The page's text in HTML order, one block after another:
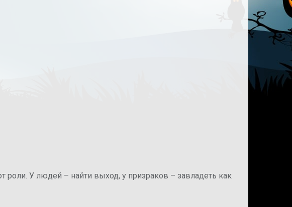
роли. У людей – найти выход, у призраков – завладеть как